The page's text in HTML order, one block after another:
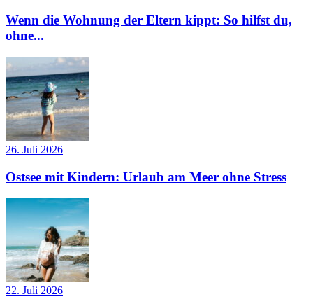
Wenn die Wohnung der Eltern kippt: So hilfst du,
ohne...
26. Juli 2026
Ostsee mit Kindern: Urlaub am Meer ohne Stress
22. Juli 2026